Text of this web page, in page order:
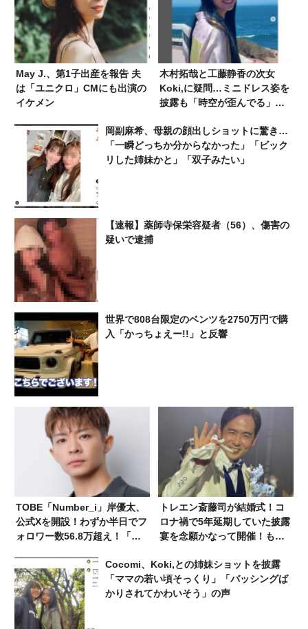
May J.、第1子出産を報告 夫
は「ユニクロ」CMにも出演の
イケメン
木村拓哉と工藤静香の次女
Koki,に疑問…ミニドレス姿を
披露も「時空が歪んでる」
岡副麻希、母親の顔出しショットに驚き…
「一瞬どっちか分からなかった」「ビック
リした️姉妹かと」「双子みたい」
【速報】薬師寺保栄容疑者（56）、傷害の
疑いで逮捕
世界で808台限定のベンツを2750万円で購
入「かっちょえー!!」と反響
TOBE「Number_i」岸優太、
公式Xを開設！わずか半日でフ
ォロワー数56.8万超え！「フ
す！！！！仕事な
う！！！！」
トレエン斎藤司が結婚式！コ
ロナ禍で5年延期していた披露
宴を念願かなって開催！もう
マサヒロらが参列
Cocomi、Koki,との姉妹ショットを披露
「ママの若い頃そっくり」「バッシングば
かりされてかわいそう」の声